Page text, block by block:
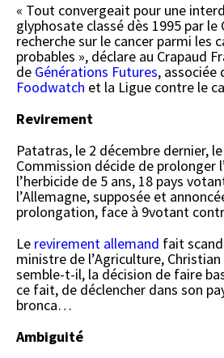
« Tout convergeait pour une
glyphosate classé dès 1995 par
recherche sur le cancer parmi les
probables », déclare au Crapaud
de Générations Futures, associée
Foodwatch et la Ligue contre le
Revirement
Patatras, le 2 décembre dernier,
Commission décide de prolonger
l’herbicide de 5 ans, 18 pays
l’Allemagne, supposée et
prolongation, face à 9votant
Le revirement allemand fait
ministre de l’Agriculture,
semble-t-il, la décision de faire
ce fait, de déclencher dans son
bronca…
Ambiguité